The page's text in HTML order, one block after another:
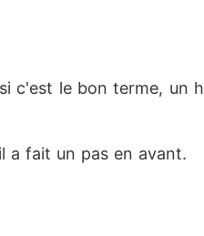
c'est le bon terme, un h
a fait un pas en avant.